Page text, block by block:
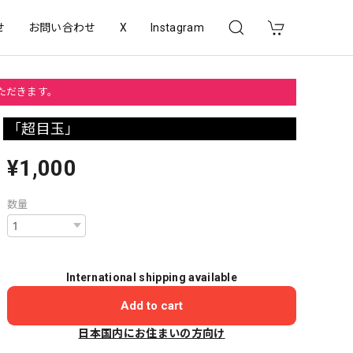
お問い合わせ X Instagram
きます。
「超目玉」
¥1,000
数量
International shipping available
Add to cart
日本国内にお住まいの方向け